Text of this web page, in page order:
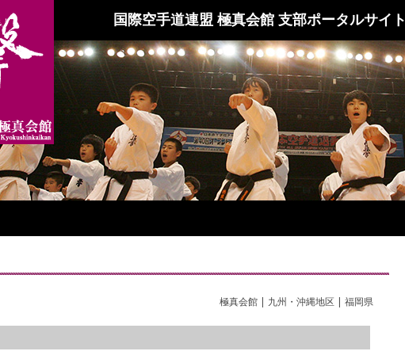
国際空手道連盟 極真会館 支部ポータルサイト
極真会館 | 九州・沖縄地区 | 福岡県